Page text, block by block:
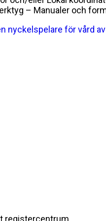
– Manualer och
nyckelspelare för vård